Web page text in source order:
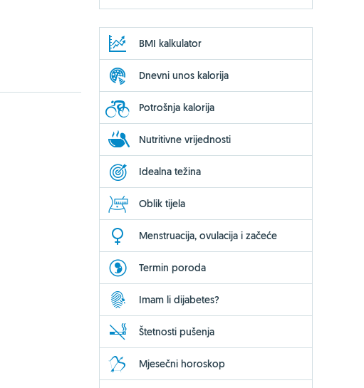
BMI kalkulator
Dnevni unos kalorija
Potrošnja kalorija
Nutritivne vrijednosti
Idealna težina
Oblik tijela
Menstruacija, ovulacija i začeće
Termin poroda
Imam li dijabetes?
Štetnosti pušenja
Mjesečni horoskop